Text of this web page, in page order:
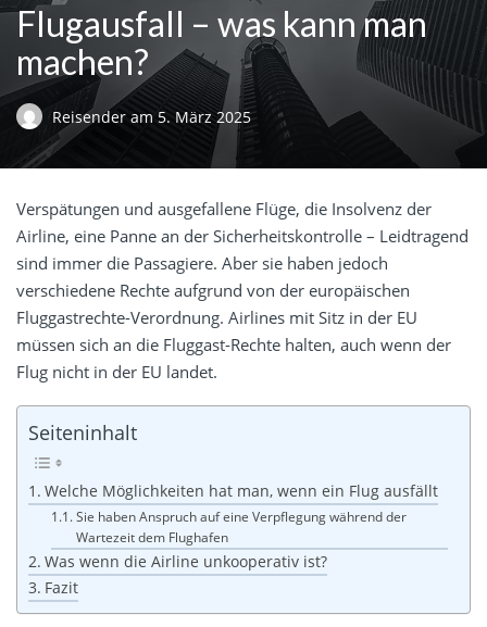
Flugausfall – was kann man
machen?
Reisender am 5. März 2025
Verspätungen und ausgefallene Flüge, die Insolvenz der
Airline, eine Panne an der Sicherheitskontrolle – Leidtragend
sind immer die Passagiere. Aber sie haben jedoch
verschiedene Rechte aufgrund von der europäischen
Fluggastrechte-Verordnung. Airlines mit Sitz in der EU
müssen sich an die Fluggast-Rechte halten, auch wenn der
Flug nicht in der EU landet.
Seiteninhalt
Welche Möglichkeiten hat man, wenn ein Flug ausfällt
Sie haben Anspruch auf eine Verpflegung während der
Wartezeit dem Flughafen
Was wenn die Airline unkooperativ ist?
Fazit